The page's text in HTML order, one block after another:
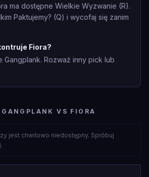
ma dostępne Wielkie Wyzwanie (R).
Paktujemy? (Q) i wycofaj się zanim
Fiora?
Gangplank. Rozważ inny pick lub
VS FIORA
jest chwilowo niedostępny. Spróbuj